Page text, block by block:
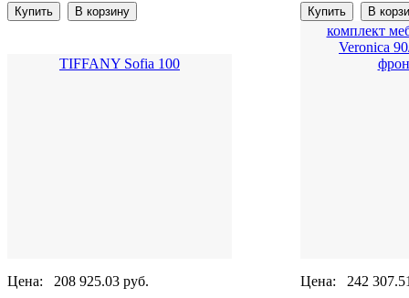
TIFFANY Sofia 100
Цена: 208 925.03 руб.
комплект
Veronica
Цена: 242